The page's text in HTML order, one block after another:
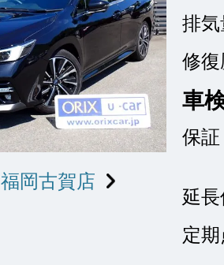
福岡古賀店
排気
修復
車
保証
延
定